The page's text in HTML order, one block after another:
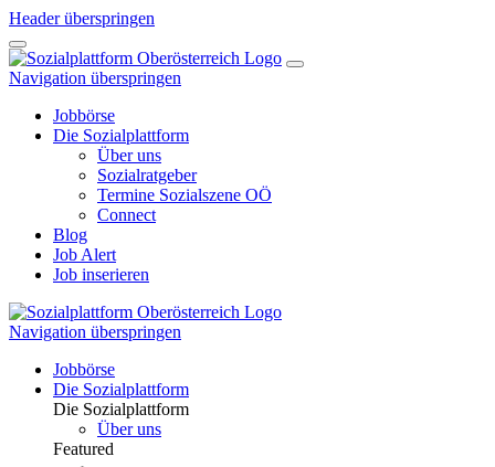
Header überspringen
Navigation überspringen
Jobbörse
Die Sozialplattform
Über uns
Sozialratgeber
Termine Sozialszene OÖ
Connect
Blog
Job Alert
Job inserieren
Navigation überspringen
Jobbörse
Die Sozialplattform
Die Sozialplattform
Über uns
Featured